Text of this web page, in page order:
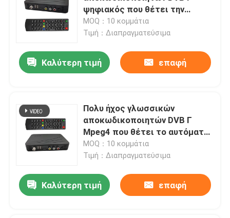
ψηφιακός που θέτει την
αυτόματη κλειδαριά δικτύων
MOQ：10 κομμάτια
Τιμή：Διαπραγματεύσιμα
Καλύτερη τιμή επαφή
Πολυ ήχος γλωσσικών
αποκωδικοποιητών DVB Γ
Mpeg4 που θέτει το αυτόματο
εγχειρίδιο κλειδαριών δικτύων
MOQ：10 κομμάτια
Τιμή：Διαπραγματεύσιμα
Καλύτερη τιμή επαφή